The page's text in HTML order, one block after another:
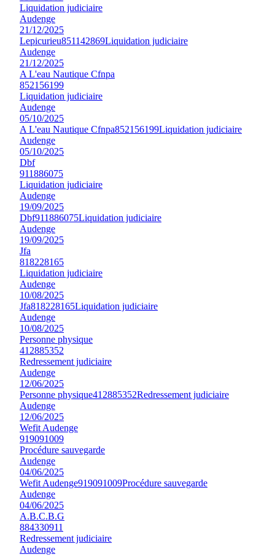
Liquidation judiciaire
Audenge
21/12/2025
Lepicurieu851142869Liquidation judiciaire
Audenge
21/12/2025
A L'eau Nautique Cfnpa
852156199
Liquidation judiciaire
Audenge
05/10/2025
A L'eau Nautique Cfnpa852156199Liquidation judiciaire
Audenge
05/10/2025
Dbf
911886075
Liquidation judiciaire
Audenge
19/09/2025
Dbf911886075Liquidation judiciaire
Audenge
19/09/2025
Jfa
818228165
Liquidation judiciaire
Audenge
10/08/2025
Jfa818228165Liquidation judiciaire
Audenge
10/08/2025
Personne physique
412885352
Redressement judiciaire
Audenge
12/06/2025
Personne physique412885352Redressement judiciaire
Audenge
12/06/2025
Wefit Audenge
919091009
Procédure sauvegarde
Audenge
04/06/2025
Wefit Audenge919091009Procédure sauvegarde
Audenge
04/06/2025
A.B.C.B.G
884330911
Redressement judiciaire
Audenge